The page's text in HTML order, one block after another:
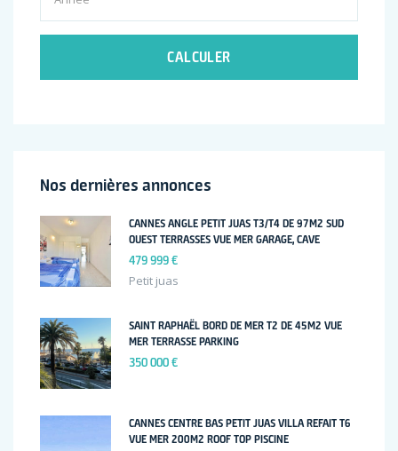
CALCULER
Nos dernières annonces
CANNES ANGLE PETIT JUAS T3/T4 DE 97M2 SUD
OUEST TERRASSES VUE MER GARAGE, CAVE
479 999 €
Petit juas
SAINT RAPHAËL BORD DE MER T2 DE 45M2 VUE
MER TERRASSE PARKING
350 000 €
CANNES CENTRE BAS PETIT JUAS VILLA REFAIT T6
VUE MER 200M2 ROOF TOP PISCINE